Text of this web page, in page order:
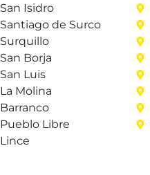
San Isidro
Santiago de Surco
Surquillo
San Borja
San Luis
La Molina
Barranco
Pueblo Libre
Lince